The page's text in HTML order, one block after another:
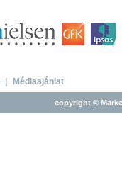
Médiaajánlat
copyright ©